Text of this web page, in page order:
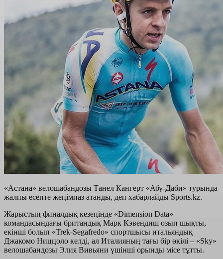
«Астана» велошабандозы Танел Кангерт «Абу-Даби» турында
жалпы есепте жеңімпаз атанды, деп хабарлайды Sports.kz.
Жарыстың финалдық кезеңінде «Dimension Data»
командасындағы британдық Марк Кэвендиш озып шықты,
екінші болып «Trek-Segafredo» спортшысы итальяндық
Джакомо Ниццоло келді, ал Италияның тағы бір өкілі – «Sky»
велошабандозы Элия Вивьяни үшінші орынды місе тұтты.